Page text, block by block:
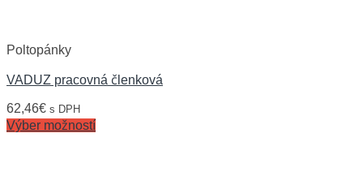
Poltopánky
VADUZ pracovná členková
62,46€ s DPH
Výber možností